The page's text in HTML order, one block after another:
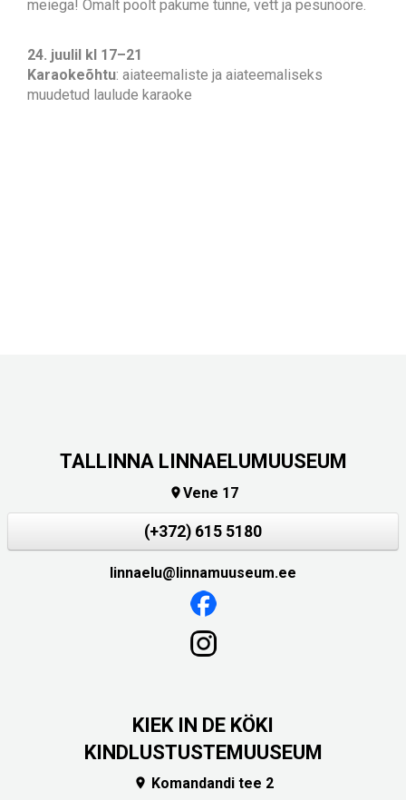
meiega! Omalt poolt pakume tünne, vett ja pesunööre.
24. juulil kl 17–21
Karaokeõhtu: aiateemaliste ja aiateemaliseks
muudetud laulude karaoke
TALLINNA LINNAELUMUUSEUM
Vene 17
(+372) 615 5180
linnaelu@linnamuuseum.ee
KIEK IN DE KÖKI
KINDLUSTUSTEMUUSEUM
 Komandandi tee 2